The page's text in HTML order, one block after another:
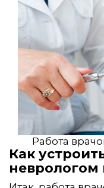
Работа
Как
неврологом